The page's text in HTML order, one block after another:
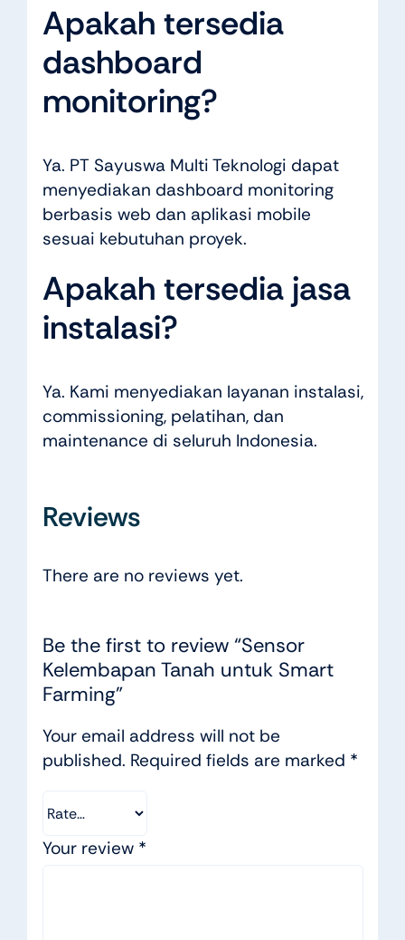
Apakah tersedia
dashboard
monitoring?
Ya. PT Sayuswa Multi Teknologi dapat
menyediakan dashboard monitoring
berbasis web dan aplikasi mobile
sesuai kebutuhan proyek.
Apakah tersedia jasa
instalasi?
Ya. Kami menyediakan layanan instalasi,
commissioning, pelatihan, dan
maintenance di seluruh Indonesia.
Reviews
There are no reviews yet.
Be the first to review “Sensor
Kelembapan Tanah untuk Smart
Farming”
Your email address will not be
published. Required fields are marked *
Your review *